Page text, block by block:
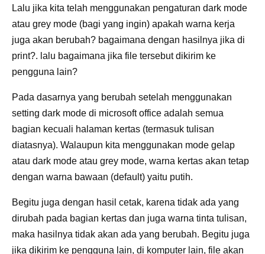
Lalu jika kita telah menggunakan pengaturan dark mode
atau grey mode (bagi yang ingin) apakah warna kerja
juga akan berubah? bagaimana dengan hasilnya jika di
print?. lalu bagaimana jika file tersebut dikirim ke
pengguna lain?
Pada dasarnya yang berubah setelah menggunakan
setting dark mode di microsoft office adalah semua
bagian kecuali halaman kertas (termasuk tulisan
diatasnya). Walaupun kita menggunakan mode gelap
atau dark mode atau grey mode, warna kertas akan tetap
dengan warna bawaan (default) yaitu putih.
Begitu juga dengan hasil cetak, karena tidak ada yang
dirubah pada bagian kertas dan juga warna tinta tulisan,
maka hasilnya tidak akan ada yang berubah. Begitu juga
jika dikirim ke pengguna lain, di komputer lain, file akan